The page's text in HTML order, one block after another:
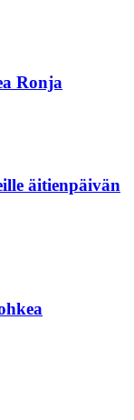
Ronja
äitienpäivän